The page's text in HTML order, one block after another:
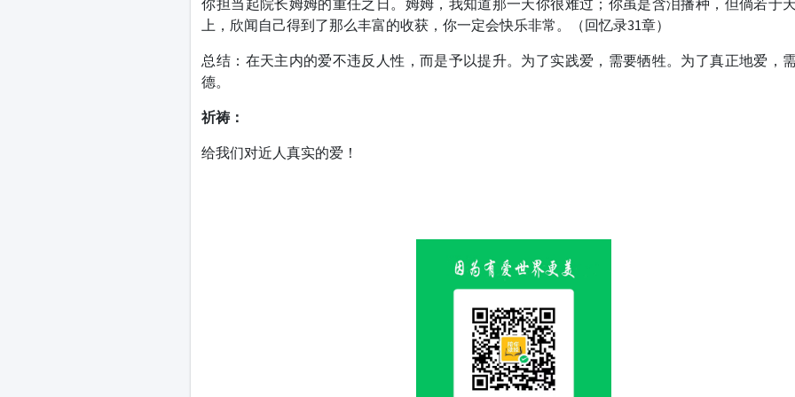
你担当起院长姆姆的重任之日。姆姆，我知道那一天你很难过；你虽是含泪播种，但倘若于
上，欣闻自己得到了那么丰富的收获，你一定会快乐非常。（回忆录31章）
总结：在天主内的爱不违反人性，而是予以提升。为了实践爱，需要牺牲。为了真正地爱，
德。
祈祷：
给我们对近人真实的爱！